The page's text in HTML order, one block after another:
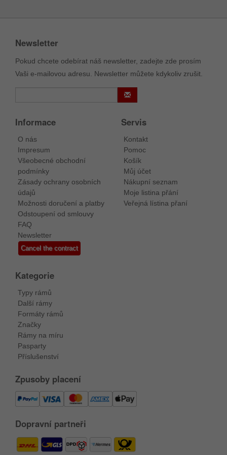
Newsletter
Pokud chcete odebírat náš newsletter, zadejte zde prosím
Vaši e-mailovou adresu. Newsletter můžete kdykoliv zrušit.
Informace
O nás
Impresum
Všeobecné obchodní
podmínky
Zásady ochrany osobních
údajů
Možnosti doručení a platby
Odstoupení od smlouvy
FAQ
Newsletter
Cancel the contract
Servis
Kontakt
Pomoc
Košík
Můj účet
Nákupní seznam
Moje listina přání
Veřejná lístina přaní
Kategorie
Typy rámů
Další rámy
Formáty rámů
Značky
Rámy na míru
Pasparty
Příslušenství
Zpusoby placení
Dopravní partneři